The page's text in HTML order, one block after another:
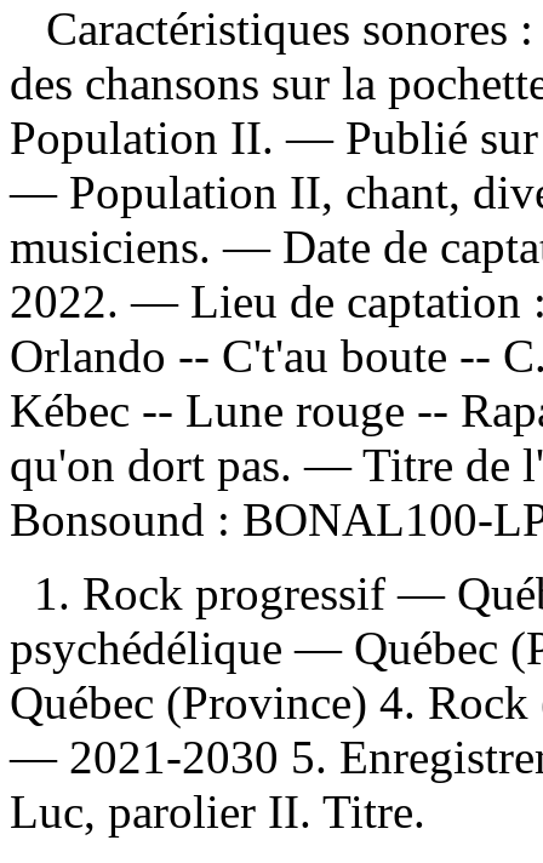
Caractéristiques sonores
des chansons sur la
Population II. — Publié
— Population II, chant,
musiciens. — Date de
2022. — Lieu de
Orlando -- C't'au boute --
Kébec -- Lune rouge --
qu'on dort pas. — Titre de
Bonsound : BONAL100-
1. Rock progressif —
psychédélique — Québec
Québec (Province) 4.
— 2021-2030 5.
Luc, parolier II. Titre.